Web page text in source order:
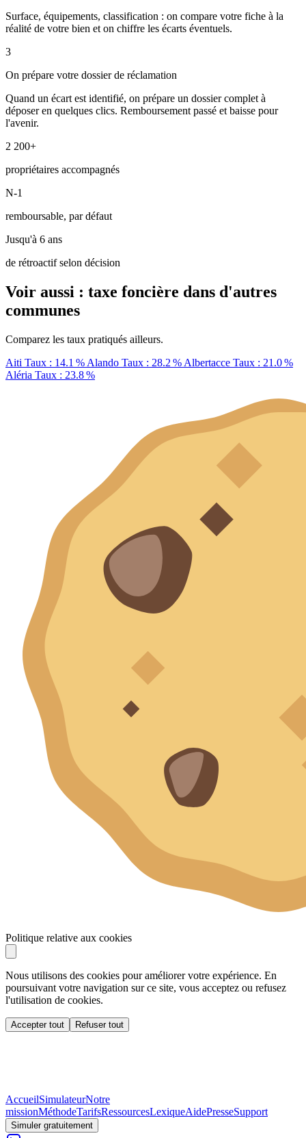
Surface, équipements, classification : on compare votre fiche à la
réalité de votre bien et on chiffre les écarts éventuels.
3
On prépare votre dossier de réclamation
Quand un écart est identifié, on prépare un dossier complet à
déposer en quelques clics. Remboursement passé et baisse pour
l'avenir.
2 200+
propriétaires accompagnés
N-1
remboursable, par défaut
Jusqu'à 6 ans
de rétroactif selon décision
Voir aussi : taxe foncière dans d'autres
communes
Comparez les taux pratiqués ailleurs.
Aiti Taux : 14.1 % Alando Taux : 28.2 % Albertacce Taux : 21.0 %
Aléria Taux : 23.8 %
Politique relative aux cookies
Nous utilisons des cookies pour améliorer votre expérience. En
poursuivant votre navigation sur ce site, vous acceptez ou refusez
l'utilisation de cookies.
Accepter tout Refuser tout
AccueilSimulateurNotre
missionMéthodeTarifsRessourcesLexiqueAidePresseSupport
Simuler gratuitement